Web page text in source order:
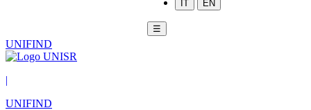
IT EN
☰
UNIFIND
|
UNIFIND